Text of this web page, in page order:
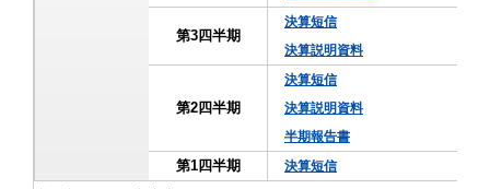
第3四半期
決算短信
決算説明資料
第2四半期
決算短信
決算説明資料
半期報告書
第1四半期 決算短信